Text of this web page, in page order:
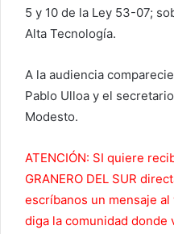
5 y 10 de la Ley 53-07;
Alta Tecnología.
A la audiencia
Pablo Ulloa y el
Modesto.
ATENCIÓN: SI quiere
GRANERO DEL SUR
escríbanos un mensaje
diga la comunidad donde